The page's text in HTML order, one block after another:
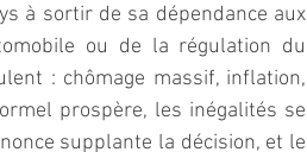
à sortir de sa dépendance aux
ou de la régulation du
: chômage massif, inflation,
prospère, les inégalités se
supplante la décision, et le